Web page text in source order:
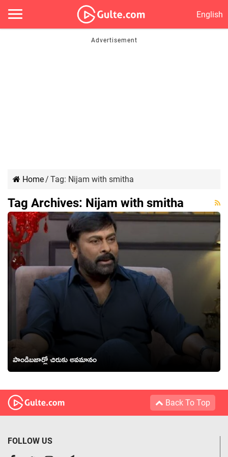
English
Home/ Tag: Nijam with smitha
Tag Archives: Nijam with smitha
పాండిబజార్లో చిరుకు అవమానం
Back To Top
FOLLOW US